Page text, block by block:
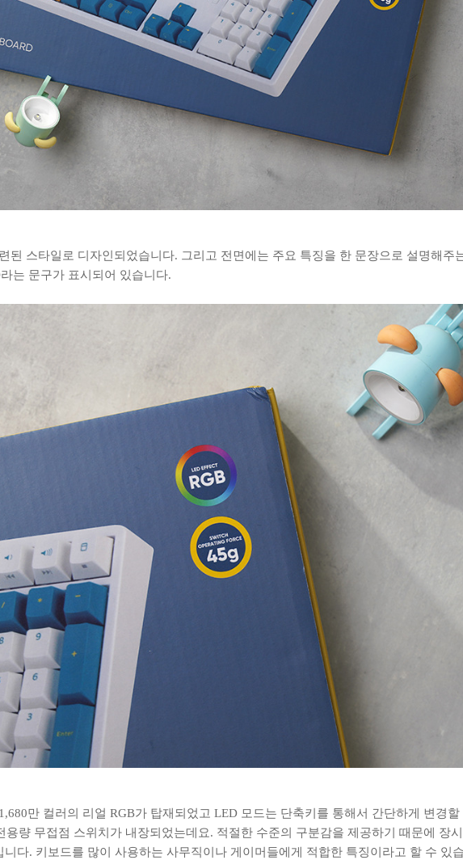
된 스타일로 디자인되었습니다. 그리고 전면에는 주요 특징을 한 문장으로 설명해주
는 문구가 표시되어 있습니다.
만 컬러의 리얼 RGB가 탑재되었고 LED 모드는 단축키를 통해서 간단하게 변경할
용량 무접점 스위치가 내장되었는데요. 적절한 수준의 구분감을 제공하기 때문에 장
다. 키보드를 많이 사용하는 사무직이나 게이머들에게 적합한 특징이라고 할 수 있습